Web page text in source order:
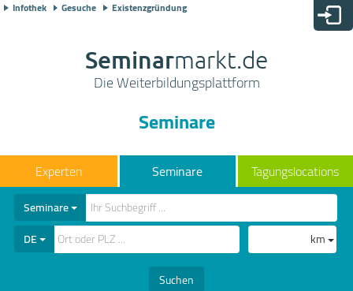
Infothek Gesuche Existenzgründung
Seminarmarkt.de
Die Weiterbildungsplattform
Seminare
Seminare Tagungslocations
Seminare
DE
km
Suchen